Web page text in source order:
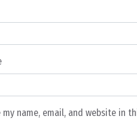
my name, email, and website in